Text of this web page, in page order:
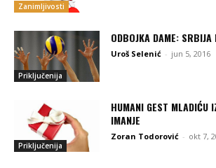
Zanimljivosti
Priključenija
ODBOJKA DAME: SRBIJA
Uroš Selenić - jun 5, 2016
Priključenija
HUMANI GEST MLADIĆU
IMANJE
Zoran Todorović - okt 7,